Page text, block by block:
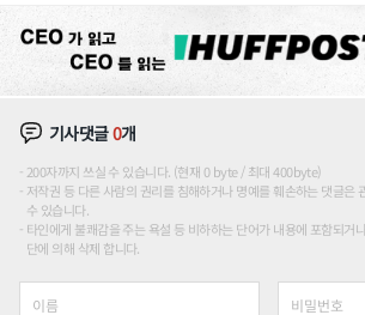
기사댓글0개
200자까지 쓰실 수 있습니다. (현재 0 byte / 최대 400byte)
저작권 등 다른 사람의 권리를 침해하거나 명예를 훼손하는 댓글은
수 있습니다.
타인에게 불쾌감을 주는 욕설 등 비하하는 단어가 내용에 포함되거
단에 의해 삭제 합니다.